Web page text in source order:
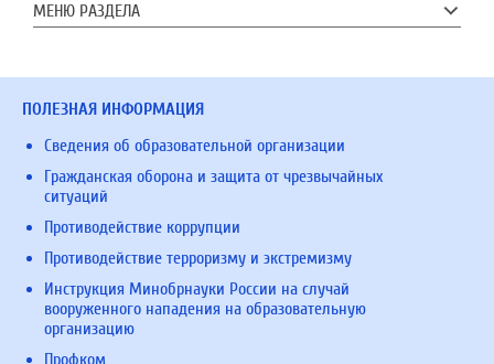
МЕНЮ РАЗДЕЛА
ПОЛЕЗНАЯ ИНФОРМАЦИЯ
Сведения об образовательной организации
Гражданская оборона и защита от чрезвычайных
ситуаций
Противодействие коррупции
Противодействие терроризму и экстремизму
Инструкция Минобрнауки России на случай
вооруженного нападения на образовательную
организацию
Профком